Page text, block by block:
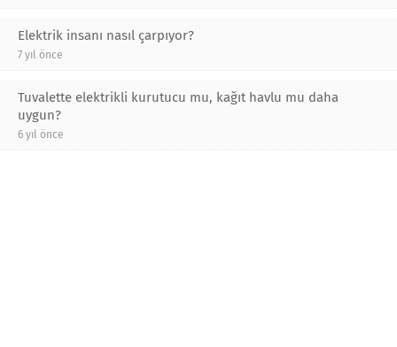
Elektrik insanı nasıl çarpıyor?
7 yıl önce
Tuvalette elektrikli kurutucu mu, kağıt havlu mu daha
uygun?
6 yıl önce